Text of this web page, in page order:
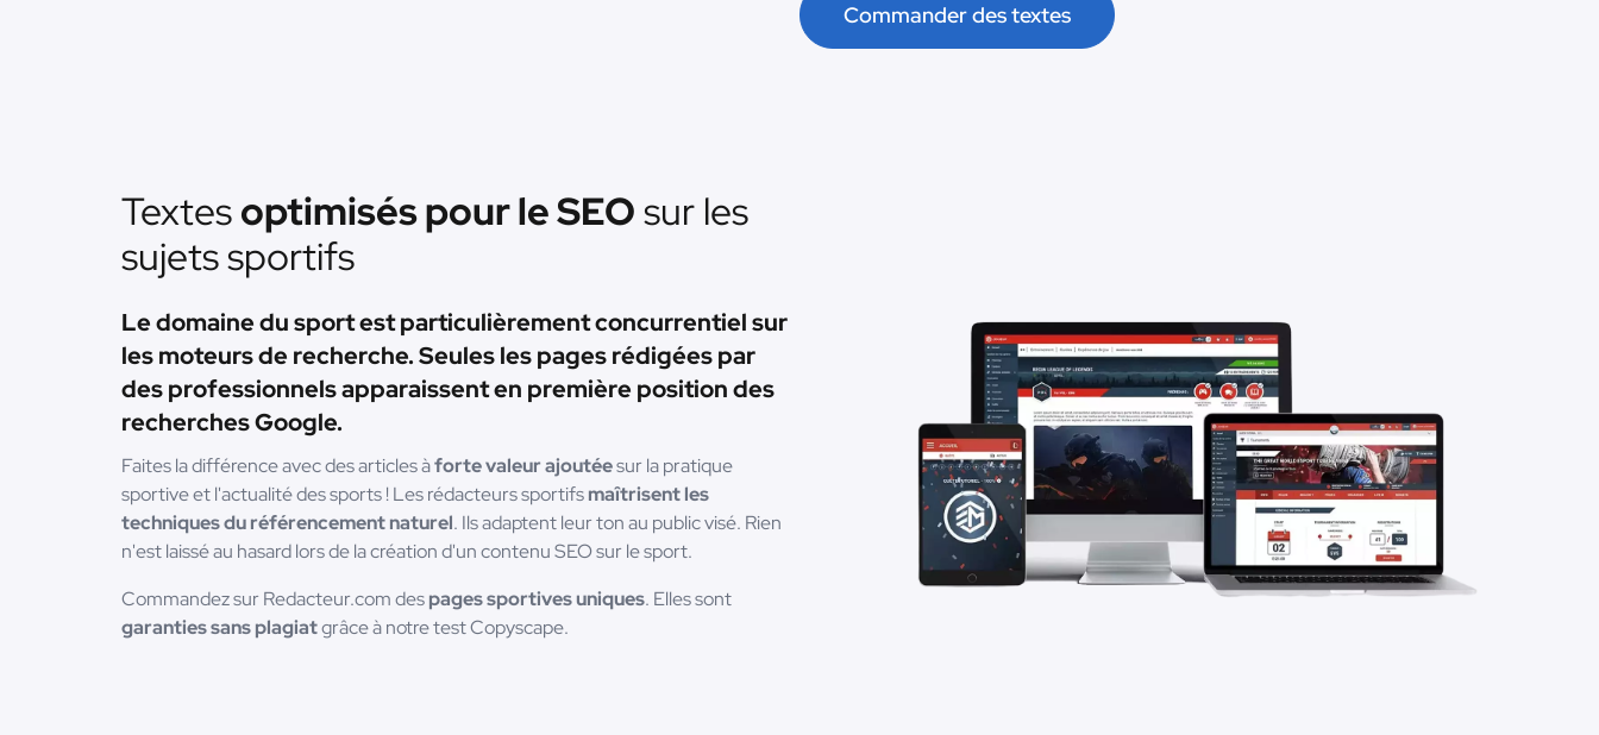
Commander des textes
Textesoptimisés pour le SEOsur les
sujets sportifs
Le domaine du sport est particulièrement concurrentiel sur
les moteurs de recherche. Seules les pages rédigées par
des professionnels apparaissent en première position des
recherches Google.
Faites la différence avec des articles àforte valeur ajoutéesur la pratique
sportive et l'actualité des sports ! Les rédacteurs sportifsmaîtrisent les
techniques du référencement naturel. Ils adaptent leur ton au public visé. Rien
n'est laissé au hasard lors de la création d'un contenu SEO sur le sport.
Commandez sur Redacteur.com despages sportives uniques. Elles sont
garanties sans plagiatgrâce à notre test Copyscape.